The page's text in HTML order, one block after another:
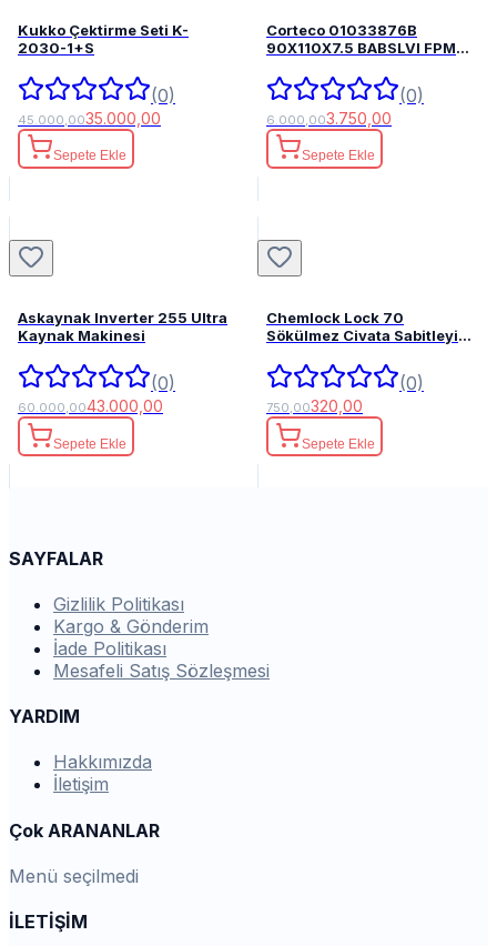
Kukko Çektirme Seti K-
2030-1+S
(0)
45.000,0035.000,00
Sepete Ekle
Corteco 01033876B
90X110X7.5 BABSLVI FPM
(0)
6.000,003.750,00
Sepete Ekle
Askaynak Inverter 255 Ultra
Kaynak Makinesi
(0)
60.000,0043.000,00
Sepete Ekle
Chemlock Lock 70
Sökülmez Civata Sabitleyici
(0)
750,00320,00
Sepete Ekle
SAYFALAR
Gizlilik Politikası
Kargo & Gönderim
İade Politikası
Mesafeli Satış Sözleşmesi
YARDIM
Hakkımızda
İletişim
Çok ARANANLAR
Menü seçilmedi
İLETİŞİM